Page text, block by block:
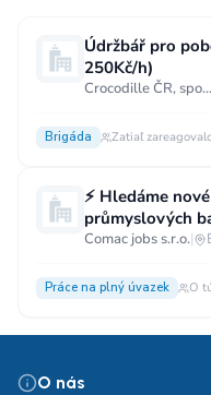
Údržbář pro
250Kč/h)
Crocodille ČR, spol. s r.o.
Brigáda Zatiaľ
⚡ Hledáme
průmyslových
Comac jobs s.r.o.|
Práce na plný úvazek O
O nás